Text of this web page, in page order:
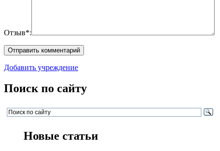
Отзыв*:
Добавить учреждение
Поиск по сайту
Новые статьи